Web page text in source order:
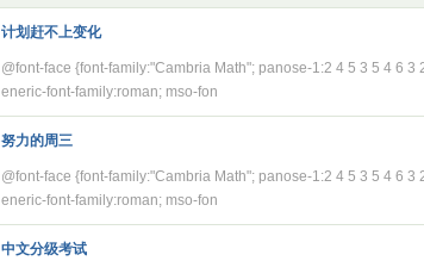
计划赶不上变化
@font-face {font-family:"Cambria Math"; panose-1:2 4 5 3 5 4 6 3
eneric-font-family:roman; mso-fon
努力的周三
@font-face {font-family:"Cambria Math"; panose-1:2 4 5 3 5 4 6 3
eneric-font-family:roman; mso-fon
中文分级考试